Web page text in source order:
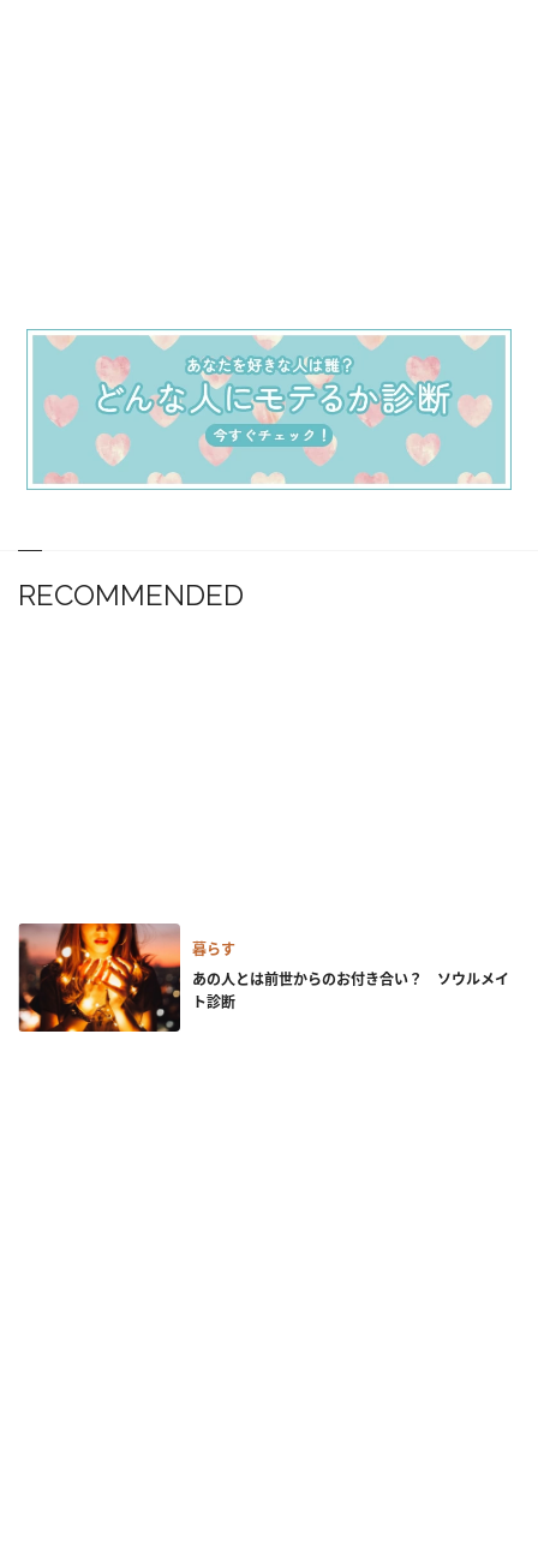
RECOMMENDED
暮らす
あの人とは前世からのお付き合い？ ソウルメイ
ト診断